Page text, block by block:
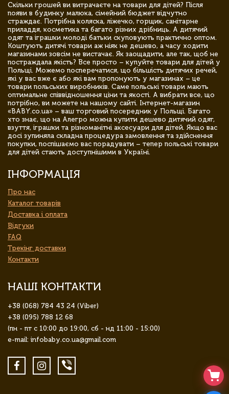
Скільки грошей ви витрачаєте на товари для дітей? Після
появи в будинку малюка, сімейний бюджет відчутно
страждає. Потрібна коляска, ліжечко, горщик, санітарне
приладдя, косметика та багато різних дрібниць. А дитячий
одяг та іграшки молоді батьки скуповують практично оптом.
Коштують дитячі товари аж ніяк не дешево, а часу ходити
магазинами зовсім не вистачає. Як заощадити, але так, щоб не
постраждала якість? Все просто – купуйте товари для дітей у
Польщі. Можемо посперечатися, що більшість дитячих речей,
які у вас вже є або які вам пропонують у магазинах – це
товари польських виробників. Саме польські товари мають
оптимальне співвідношення ціни та якості. А вибрати все, що
потрібно, ви можете на нашому сайті. Інтернет-магазин
«BABY.co.ua» – ваш торговий посередник у Польщі. Багато
хто знає, що на Алегро можна купити дешево дитячий одяг,
взуття, іграшки та різноманітні аксесуари для дітей. Якщо вас
досі зупиняла складна процедура замовлення та здійснення
покупки, поспішаємо вас порадувати – тепер польські товари
для дітей стають доступнішими в Україні.
ІНФОРМАЦІЯ
Про нас
Каталог товарів
Доставка і оплата
Відгуки
FAQ
Трекінг доставки
Контакти
НАШІ КОНТАКТИ
+38 (068) 784 43 24 (Viber)
+38 (095) 788 12 68
(пн - пт с 10:00 до 19:00, сб - нд 11:00 - 15:00)
e-mail: infobaby.co.ua@gmail.com